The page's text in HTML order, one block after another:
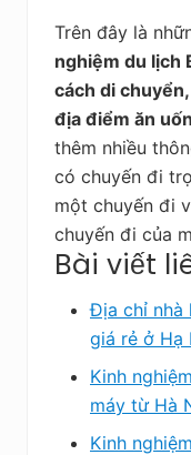
Trên đây là
nghiệm du lịch
cách di
địa điểm ăn
thêm nhiều
có chuyến đi
một chuyến đi
chuyến đi của
Bài viết
Địa chỉ nhà
giá rẻ ở Hạ
Kinh
máy từ Hà
Kinh